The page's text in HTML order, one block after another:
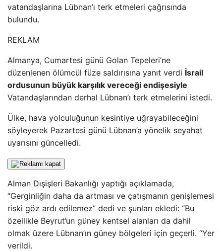
vatandaşlarına Lübnan’ı terk etmeleri çağrısında
bulundu.
REKLAM
Almanya, Cumartesi günü Golan Tepeleri’ne
düzenlenen ölümcül füze saldırısına yanıt verdi İsrail
ordusunun büyük karşılık vereceği endişesiyle
Vatandaşlarından derhal Lübnan’ı terk etmelerini istedi.
Ülke, hava yolculuğunun kesintiye uğrayabileceğini
söyleyerek Pazartesi günü Lübnan’a yönelik seyahat
uyarısını güncelledi.
Alman Dışişleri Bakanlığı yaptığı açıklamada,
“Gerginliğin daha da artması ve çatışmanın genişlemesi
riski göz ardı edilemez” dedi ve şunları ekledi: “Bu
özellikle Beyrut’un güney kentsel alanları da dahil
olmak üzere Lübnan’ın güney bölgeleri için geçerli. “Yer
verildi.